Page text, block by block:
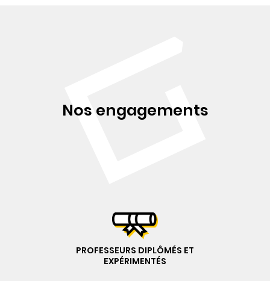
Nos engagements
PROFESSEURS DIPLÔMÉS ET
EXPÉRIMENTÉS